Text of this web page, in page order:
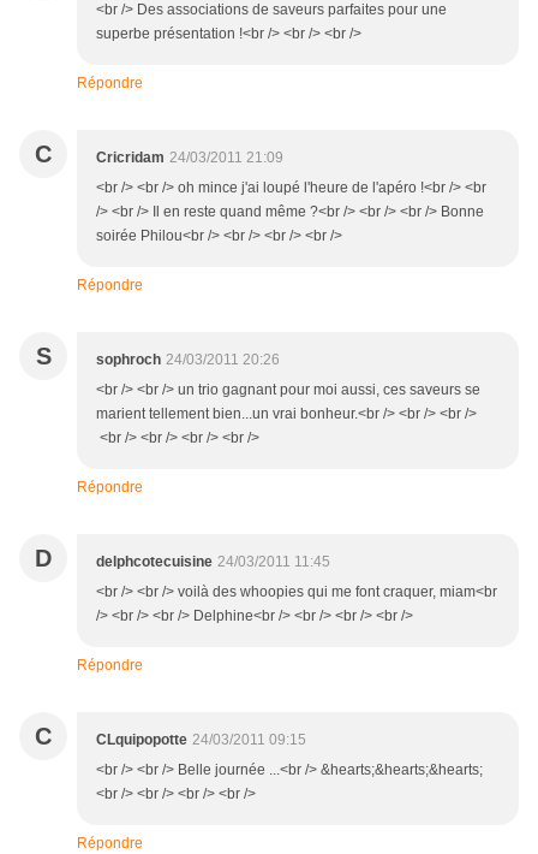
<br /> Des associations de saveurs parfaites pour une
superbe présentation !<br /> <br /> <br />
Répondre
C Cricridam 24/03/2011 21:09
<br /> <br /> oh mince j'ai loupé l'heure de l'apéro !<br /> <br
/> <br /> Il en reste quand même ?<br /> <br /> <br /> Bonne
soirée Philou<br /> <br /> <br /> <br />
Répondre
S sophroch 24/03/2011 20:26
<br /> <br /> un trio gagnant pour moi aussi, ces saveurs se
marient tellement bien...un vrai bonheur.<br /> <br /> <br />
<br /> <br /> <br /> <br />
Répondre
D delphcotecuisine 24/03/2011 11:45
<br /> <br /> voilà des whoopies qui me font craquer, miam<br
/> <br /> <br /> Delphine<br /> <br /> <br /> <br />
Répondre
C CLquipopotte 24/03/2011 09:15
<br /> <br /> Belle journée ...<br /> &hearts;&hearts;&hearts;
<br /> <br /> <br /> <br />
Répondre